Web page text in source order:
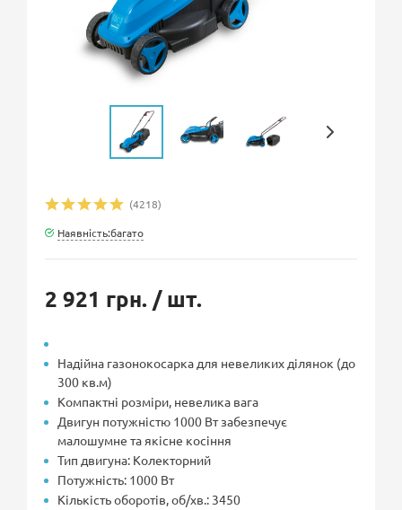
(4218)
Наявність:багато
2 921 грн. / шт.
Надійна газонокосарка для невеликих ділянок (до
300 кв.м)
Компактні розміри, невелика вага
Двигун потужністю 1000 Вт забезпечує
малошумне та якісне косіння
Тип двигуна: Колекторний
Потужність: 1000 Вт
Кількість оборотів, об/хв.: 3450